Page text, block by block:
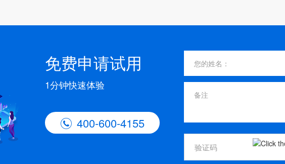
免费申请试用
1分钟快速体验
 400-600-4155